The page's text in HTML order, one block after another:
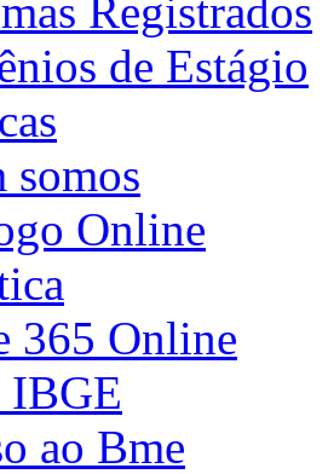
Registrados
de Estágio
somos
Online
365 Online
ao Bme